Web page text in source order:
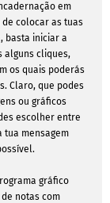
em
colocar as tuas
basta iniciar a
alguns cliques,
os quais poderás
Claro, que podes
ou gráficos
escolher entre
tua mensagem
gráfico
notas com